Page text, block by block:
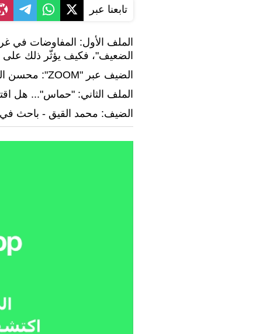
تابعنا عبر
الملف الأول: المفاوضات في
الضعيف"، فكيف يؤثّر ذلك
الضيف عبر "ZOOM": محسن الشوبكي - خبير أمني واستراتيجي من الأردن
الملف الثاني: "حماس"... هل
الضيف: محمد القيق - باحث